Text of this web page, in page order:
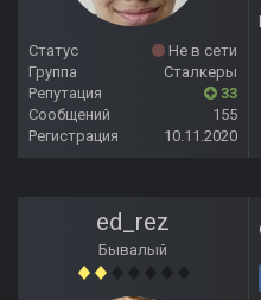
Статус
Не в сети
Группа
Сталкеры
Репутация
33
Сообщений
155
Регистрация
10.11.2020
ed_rez
Бывалый